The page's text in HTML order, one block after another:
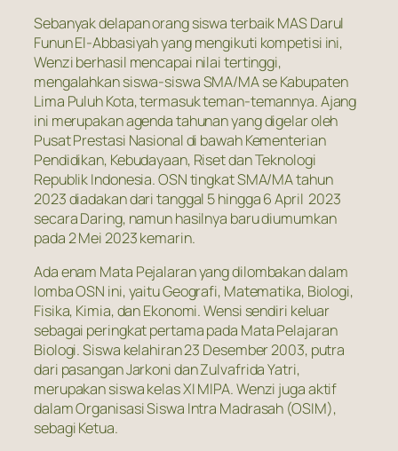
Sebanyak delapan orang siswa terbaik MAS Darul
Funun El-Abbasiyah yang mengikuti kompetisi ini,
Wenzi berhasil mencapai nilai tertinggi,
mengalahkan siswa-siswa SMA/MA se Kabupaten
Lima Puluh Kota, termasuk teman-temannya. Ajang
ini merupakan agenda tahunan yang digelar oleh
Pusat Prestasi Nasional di bawah Kementerian
Pendidikan, Kebudayaan, Riset dan Teknologi
Republik Indonesia. OSN tingkat SMA/MA tahun
2023 diadakan dari tanggal 5 hingga 6 April 2023
secara Daring, namun hasilnya baru diumumkan
pada 2 Mei 2023 kemarin.
Ada enam Mata Pejalaran yang dilombakan dalam
lomba OSN ini, yaitu Geografi, Matematika, Biologi,
Fisika, Kimia, dan Ekonomi. Wensi sendiri keluar
sebagai peringkat pertama pada Mata Pelajaran
Biologi. Siswa kelahiran 23 Desember 2003, putra
dari pasangan Jarkoni dan Zulvafrida Yatri,
merupakan siswa kelas XI MIPA. Wenzi juga aktif
dalam Organisasi Siswa Intra Madrasah (OSIM),
sebagi Ketua.